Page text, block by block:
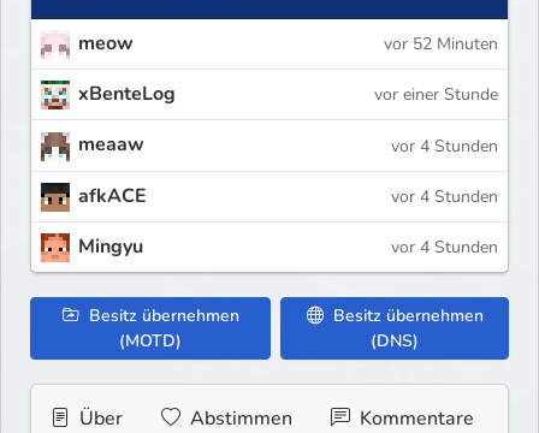
meow vor 52 Minuten
xBenteLog vor einer Stunde
meaaw vor 4 Stunden
afkACE vor 4 Stunden
Mingyu vor 4 Stunden
Besitz übernehmen
(MOTD)
Besitz übernehmen
(DNS)
Über Abstimmen Kommentare